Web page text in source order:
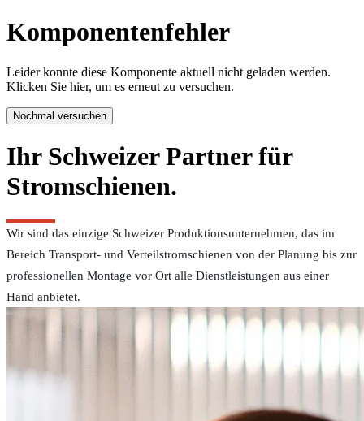
Komponentenfehler
Leider konnte diese Komponente aktuell nicht geladen werden.
Klicken Sie hier, um es erneut zu versuchen.
Nochmal versuchen
Ihr Schweizer Partner für
Stromschienen.
Wir sind das einzige Schweizer Produktionsunternehmen, das im
Bereich Transport- und Verteilstromschienen von der Planung bis zur
professionellen Montage vor Ort alle Dienstleistungen aus einer
Hand anbietet.